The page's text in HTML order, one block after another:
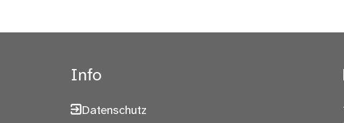
Info
Datenschutz